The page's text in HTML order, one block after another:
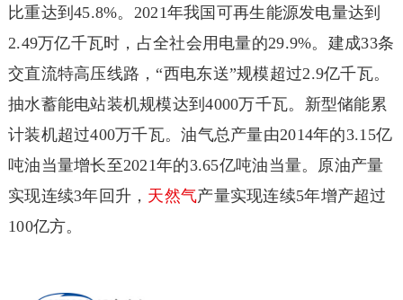
比重达到45.8%。2021年我国可再生能源发电量达到
2.49万亿千瓦时，占全社会用电量的29.9%。建成33条
交直流特高压线路，“西电东送”规模超过2.9亿千瓦。
抽水蓄能电站装机规模达到4000万千瓦。新型储能累
计装机超过400万千瓦。油气总产量由2014年的3.15亿
吨油当量增长至2021年的3.65亿吨油当量。原油产量
实现连续3年回升， 天然气产量实现连续5年增产超过
100亿方。